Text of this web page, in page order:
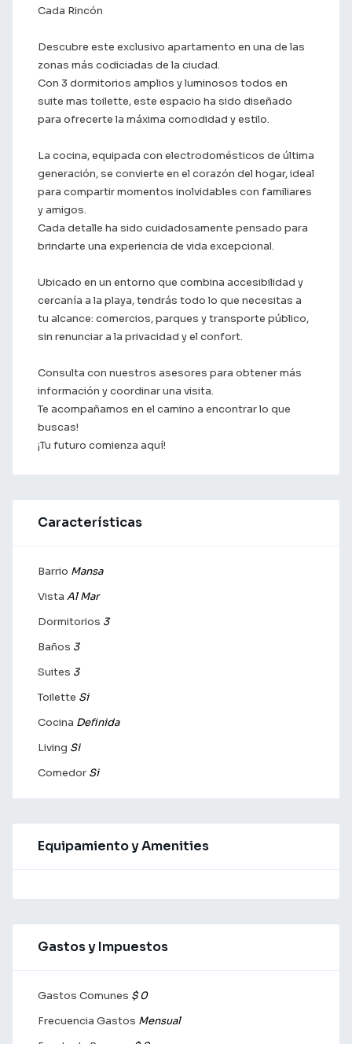
Cada Rincón
Descubre este exclusivo apartamento en una de las
zonas más codiciadas de la ciudad.
Con 3 dormitorios amplios y luminosos todos en
suite mas toilette, este espacio ha sido diseñado
para ofrecerte la máxima comodidad y estilo.
La cocina, equipada con electrodomésticos de última
generación, se convierte en el corazón del hogar, ideal
para compartir momentos inolvidables con familiares
y amigos.
Cada detalle ha sido cuidadosamente pensado para
brindarte una experiencia de vida excepcional.
Ubicado en un entorno que combina accesibilidad y
cercanía a la playa, tendrás todo lo que necesitas a
tu alcance: comercios, parques y transporte público,
sin renunciar a la privacidad y el confort.
Consulta con nuestros asesores para obtener más
información y coordinar una visita.
Te acompañamos en el camino a encontrar lo que
buscas!
¡Tu futuro comienza aquí!
Características
Barrio Mansa
Vista Al Mar
Dormitorios 3
Baños 3
Suites 3
Toilette Si
Cocina Definida
Living Si
Comedor Si
Equipamiento y Amenities
Gastos y Impuestos
Gastos Comunes $ 0
Frecuencia Gastos Mensual